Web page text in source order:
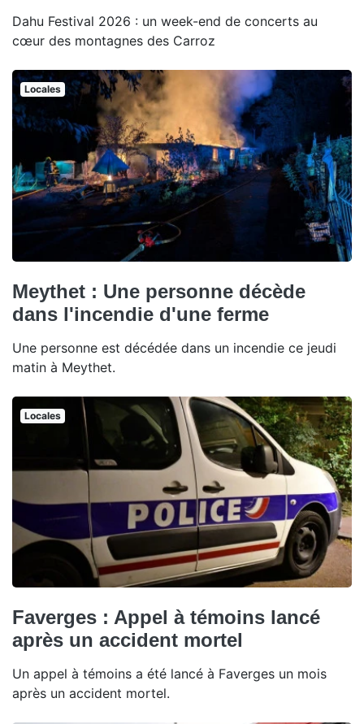
Dahu Festival 2026 : un week-end de concerts au
cœur des montagnes des Carroz
Locales
Meythet : Une personne décède
dans l'incendie d'une ferme
Une personne est décédée dans un incendie ce jeudi
matin à Meythet.
Locales
Faverges : Appel à témoins lancé
après un accident mortel
Un appel à témoins a été lancé à Faverges un mois
après un accident mortel.